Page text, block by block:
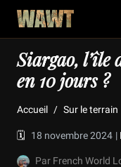
Siargao, l’île
en 10 jours ?
Accueil Sur le terrain
🗓️ 18 novembre 2024 |
Par French World